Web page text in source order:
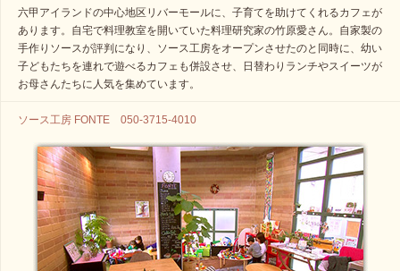
六甲アイランドの中心地区リバーモールに、子育てを助けてくれるカフェが
あります。自宅で料理教室を開いていた料理研究家の竹原愛さん。自家製の
手作りソースが評判になり、ソース工房をオープンさせたのと同時に、幼い
子どもたちを連れで遊べるカフェも併設させ、日替わりランチやスイーツが
お母さんたちに人気を集めています。
ソース工房 FONTE 050-3715-4010